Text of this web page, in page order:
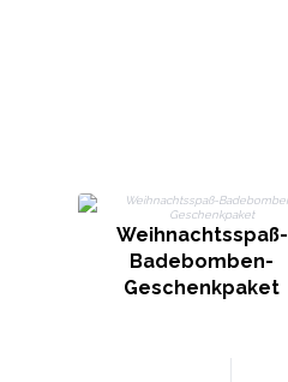
Weihnachtsspaß-
Badebomben-
Geschenkpaket